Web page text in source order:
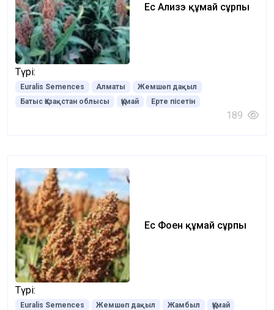
Ес Ализэ құмай сұрпы
Түрі:
Euralis Semences Алматы
Жемшөп дақыл
Батыс Қазақстан облысы
Құмай Ерте пісетін
189
Ес Фоен құмай сұрпы
Түрі:
Euralis Semences Жемшөп дақыл Жамбыл
Құмай